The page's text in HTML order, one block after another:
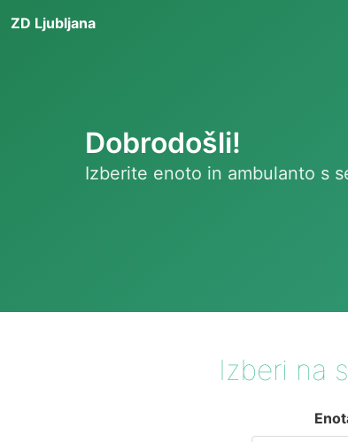
ZD Ljubljana
Dobrodošli!
Izberite enoto in ambulanto s
Izberi na